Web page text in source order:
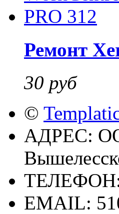
Ремонт
30 руб
©
АДРЕС:
EMAIL: